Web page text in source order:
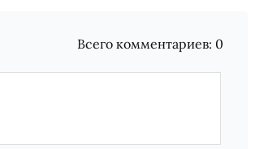
Всего комментариев: 0